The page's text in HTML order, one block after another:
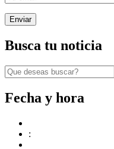
Busca tu noticia
Fecha y hora
: